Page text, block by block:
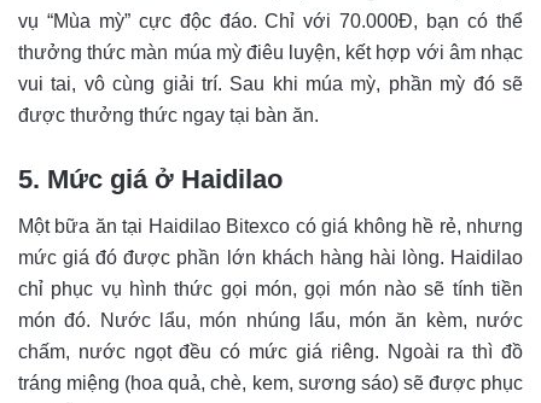
vụ “Mùa mỳ” cực độc đáo. Chỉ với 70.000Đ, bạn có thể
thưởng thức màn múa mỳ điêu luyện, kết hợp với âm nhạc
vui tai, vô cùng giải trí. Sau khi múa mỳ, phần mỳ đó sẽ
được thưởng thức ngay tại bàn ăn.
5. Mức giá ở Haidilao
Một bữa ăn tại Haidilao Bitexco có giá không hề rẻ, nhưng
mức giá đó được phần lớn khách hàng hài lòng. Haidilao
chỉ phục vụ hình thức gọi món, gọi món nào sẽ tính tiền
món đó. Nước lẩu, món nhúng lẩu, món ăn kèm, nước
chấm, nước ngọt đều có mức giá riêng. Ngoài ra thì đồ
tráng miệng (hoa quả, chè, kem, sương sáo) sẽ được phục